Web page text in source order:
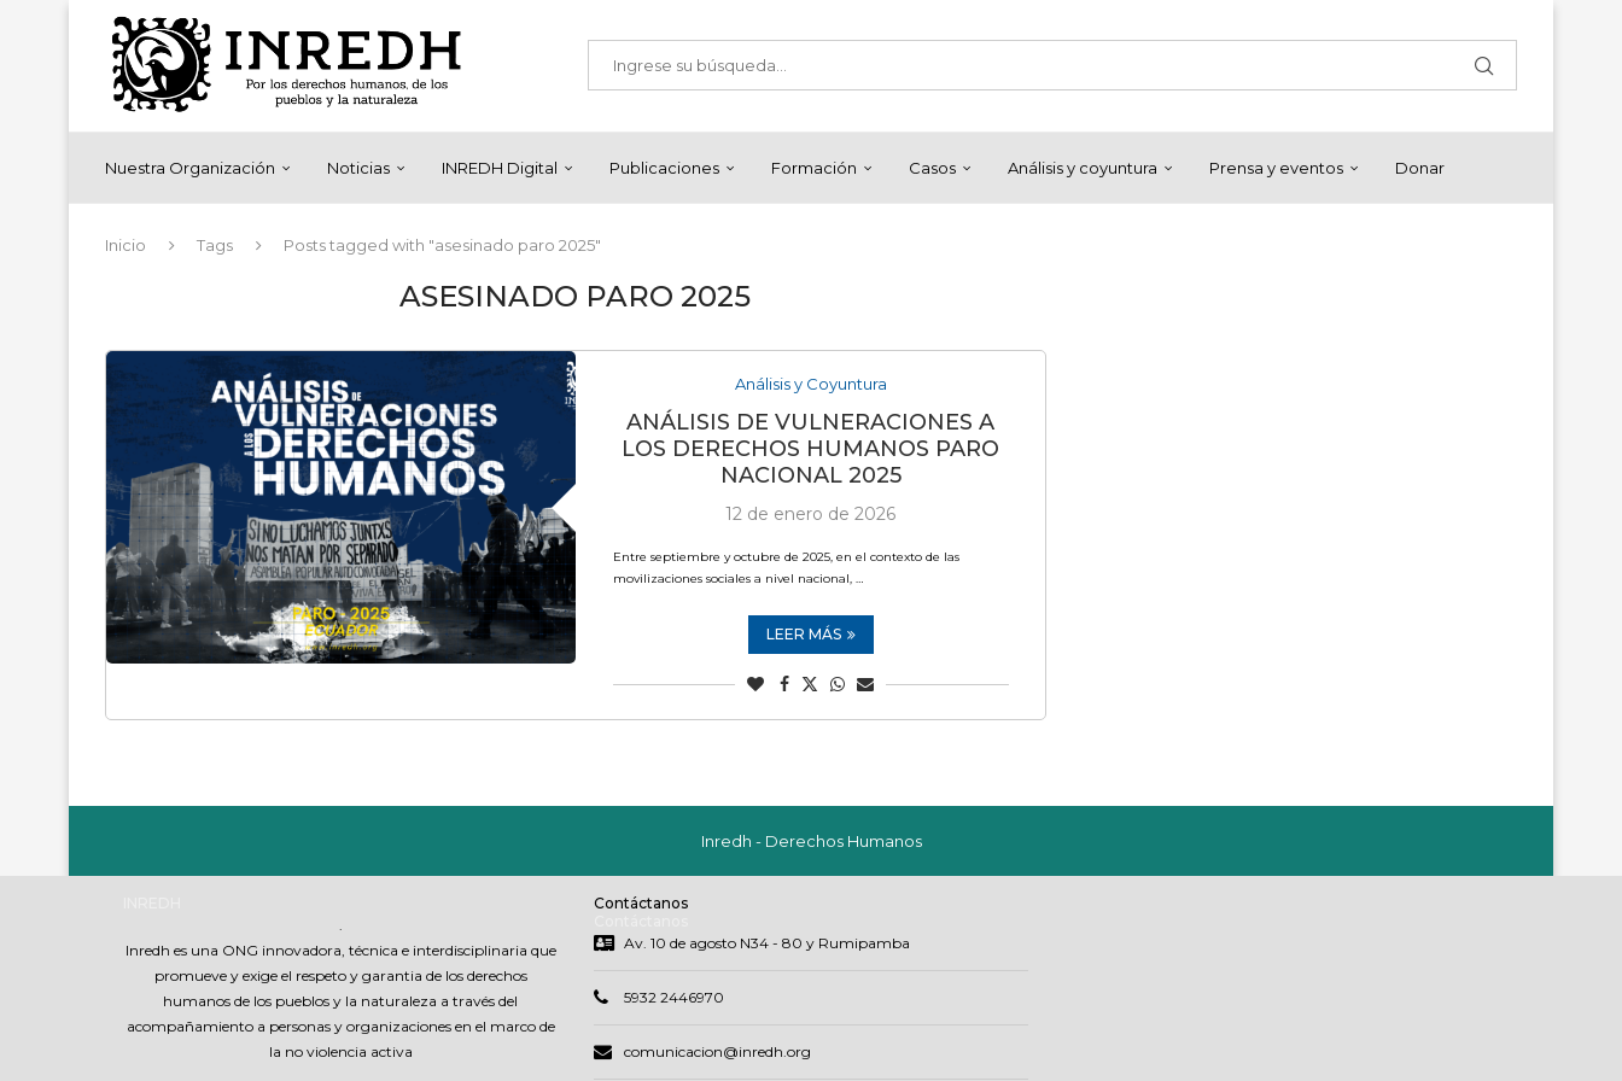
Nuestra Organización Noticias INREDH Digital Publicaciones Formación Casos Análisis y coyuntura Prensa y eventos Donar
Inicio Tags Posts tagged with "asesinado paro 2025"
ASESINADO PARO 2025
Análisis y Coyuntura
ANÁLISIS DE VULNERACIONES A
LOS DERECHOS HUMANOS PARO
NACIONAL 2025
12 de enero de 2026
Entre septiembre y octubre de 2025, en el contexto de las
movilizaciones sociales a nivel nacional, …
LEER MÁS
Inredh - Derechos Humanos
.
Inredh es una ONG innovadora, técnica e interdisciplinaria que
promueve y exige el respeto y garantia de los derechos
humanos de los pueblos y la naturaleza a través del
acompañamiento a personas y organizaciones en el marco de
la no violencia activa
Contáctanos
Av. 10 de agosto N34 - 80 y Rumipamba
5932 2446970
comunicacion@inredh.org